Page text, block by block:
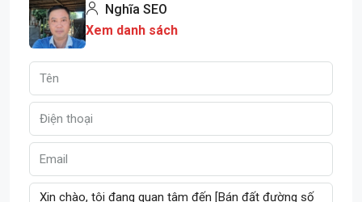
Nghĩa SEO
Xem danh sách